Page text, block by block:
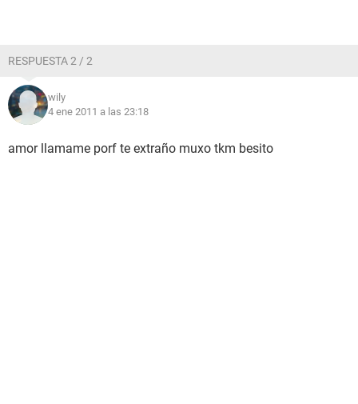
RESPUESTA 2 / 2
wily
4 ene 2011 a las 23:18
amor llamame porf te extraño muxo tkm besito